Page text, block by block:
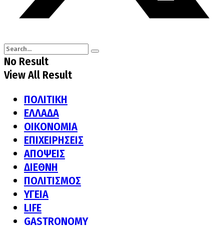
No Result
View All Result
ΠΟΛΙΤΙΚΗ
ΕΛΛΑΔΑ
ΟΙΚΟΝΟΜΙΑ
ΕΠΙΧΕΙΡΗΣΕΙΣ
ΑΠΟΨΕΙΣ
ΔΙΕΘΝΗ
ΠΟΛΙΤΙΣΜΟΣ
ΥΓΕΙΑ
LIFE
GASTRONOMY